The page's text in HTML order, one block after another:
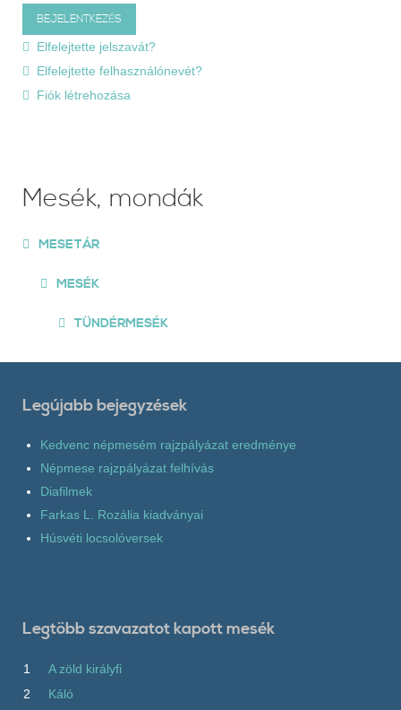
Elfelejtette jelszavát?
Elfelejtette felhasználónevét?
Fiók létrehozása
Mesék, mondák
MESETÁR
MESÉK
TÜNDÉRMESÉK
Legújabb bejegyzések
Kedvenc népmesém rajzpályázat eredménye
Népmese rajzpályázat felhívás
Diafilmek
Farkas L. Rozália kiadványai
Húsvéti locsolóversek
Legtöbb szavazatot kapott mesék
1
A zöld királyfi
2
Káló